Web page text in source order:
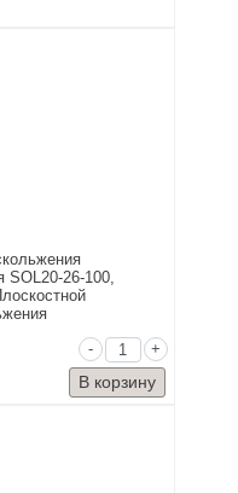
SOL20-26-100,
- +